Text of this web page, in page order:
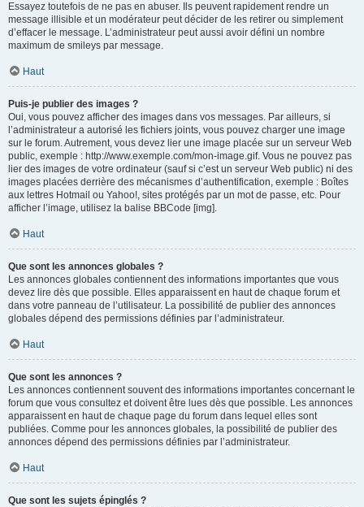
Essayez toutefois de ne pas en abuser. Ils peuvent rapidement rendre un
message illisible et un modérateur peut décider de les retirer ou simplement
d’effacer le message. L’administrateur peut aussi avoir défini un nombre
maximum de smileys par message.
Haut
Puis-je publier des images ?
Oui, vous pouvez afficher des images dans vos messages. Par ailleurs, si
l’administrateur a autorisé les fichiers joints, vous pouvez charger une image
sur le forum. Autrement, vous devez lier une image placée sur un serveur Web
public, exemple : http://www.exemple.com/mon-image.gif. Vous ne pouvez pas
lier des images de votre ordinateur (sauf si c’est un serveur Web public) ni des
images placées derrière des mécanismes d’authentification, exemple : Boîtes
aux lettres Hotmail ou Yahoo!, sites protégés par un mot de passe, etc. Pour
afficher l’image, utilisez la balise BBCode [img].
Haut
Que sont les annonces globales ?
Les annonces globales contiennent des informations importantes que vous
devez lire dès que possible. Elles apparaissent en haut de chaque forum et
dans votre panneau de l’utilisateur. La possibilité de publier des annonces
globales dépend des permissions définies par l’administrateur.
Haut
Que sont les annonces ?
Les annonces contiennent souvent des informations importantes concernant le
forum que vous consultez et doivent être lues dès que possible. Les annonces
apparaissent en haut de chaque page du forum dans lequel elles sont
publiées. Comme pour les annonces globales, la possibilité de publier des
annonces dépend des permissions définies par l’administrateur.
Haut
Que sont les sujets épinglés ?